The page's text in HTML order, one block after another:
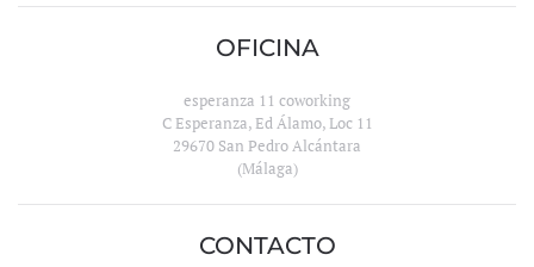
OFICINA
esperanza 11 coworking
C Esperanza, Ed Álamo, Loc 11
29670 San Pedro Alcántara
(Málaga)
CONTACTO